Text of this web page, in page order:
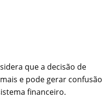
que a decisão de
e pode gerar confusão
financeiro.